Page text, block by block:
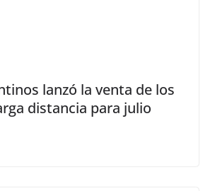
lanzó la venta de los
distancia para julio